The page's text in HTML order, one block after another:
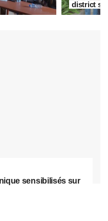
district
sensibilisés sur